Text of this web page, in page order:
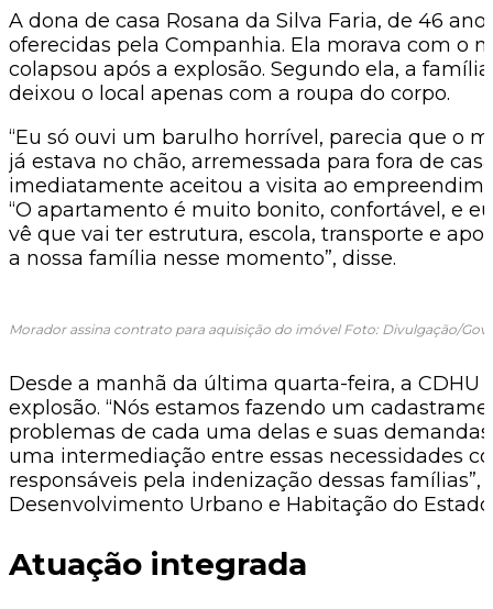
A dona de casa Rosana da Silva Faria, de 46
oferecidas pela Companhia. Ela morava com o
colapsou após a explosão. Segundo ela, a
deixou o local apenas com a roupa do corpo.
“Eu só ouvi um barulho horrível, parecia que o
já estava no chão, arremessada para fora de
imediatamente aceitou a visita ao
“O apartamento é muito bonito, confortável, e
vê que vai ter estrutura, escola, transporte e
a nossa família nesse momento”, disse.
Morador assina contrato para aquisição do imóvel Foto: Divulgação/
Desde a manhã da última quarta-feira, a
explosão. “Nós estamos fazendo um
problemas de cada uma delas e suas
uma intermediação entre essas necessidades
responsáveis pela indenização dessas
Desenvolvimento Urbano e Habitação do
Atuação integrada